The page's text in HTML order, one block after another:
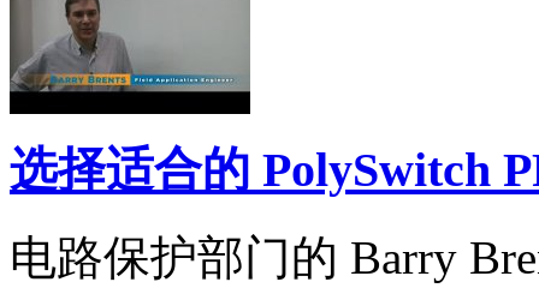
选择适合的 PolySwitch
电路保护部门的 Barry